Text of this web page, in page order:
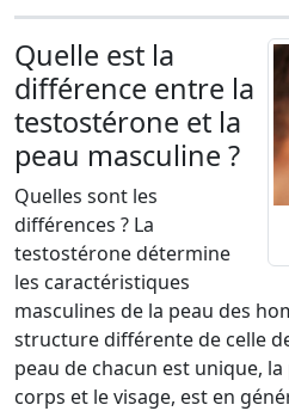
Quelle est la
différence entre la
testostérone et la
peau masculine ?
Quelles sont les
différences ? La
testostérone détermine
les caractéristiques
masculines de la peau des
structure différente de celle
peau de chacun est unique,
corps et le visage, est en